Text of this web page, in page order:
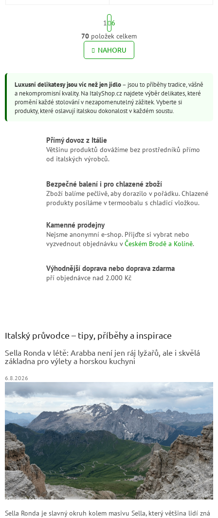
O
v
l
a
c
í
p
y
v
i
s
u
S
t
r
á
n
k
á
n
í
1 6
70 položek celkem
NAHORU
Luxusní delikatesy jsou víc než jen jídlo– jsou to příběhy tradice, vášně
a nekompromisní kvality. Na ItalyShop.cz najdete výběr delikates, které
promění každé stolování v nezapomenutelný zážitek. Vyberte si
produkty, které oslavují italskou dokonalost v každém soustu.
Přímý dovoz z Itálie
Většinu produktů dovážíme bez prostředníků přímo
od italských výrobců.
Bezpečné balení i pro chlazené zboží
Zboží balíme pečlivě, aby dorazilo v pořádku. Chlazené
produkty posíláme v termoobalu s chladicí vložkou.
Kamenné prodejny
Nejsme anonymní e-shop. Přijďte si vybrat nebo
vyzvednout objednávku vČeském Brodě a Kolíně.
Výhodnější doprava nebo doprava zdarma
pří objednávce nad 2.000 Kč
Italský průvodce – tipy, příběhy a inspirace
Sella Ronda v létě: Arabba není jen ráj lyžařů, ale i skvělá
základna pro výlety a horskou kuchyni
6.8.2026
Sella Ronda je slavný okruh kolem masivu Sella, který většina lidí zná